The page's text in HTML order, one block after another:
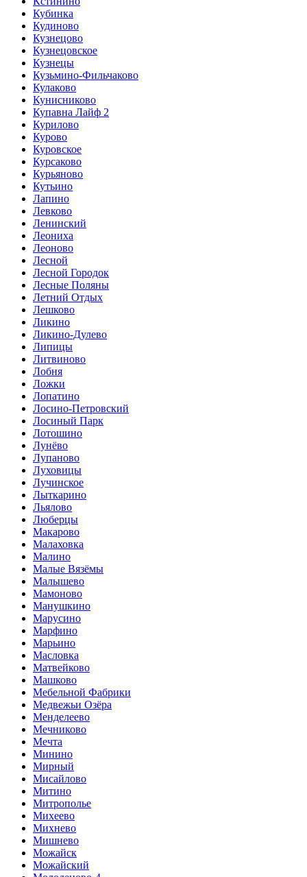
Кубинка
Кудиново
Кузнецово
Кузнецовское
Кузнецы
Кузьмино-Фильчаково
Кулаково
Кунисниково
Купавна Лайф 2
Курилово
Курово
Куровское
Курсаково
Курьяново
Кутьино
Лапино
Левково
Ленинский
Леониха
Леоново
Лесной
Лесной Городок
Лесные Поляны
Летний Отдых
Лешково
Ликино
Ликино-Дулево
Липицы
Литвиново
Лобня
Ложки
Лопатино
Лосино-Петровский
Лосиный Парк
Лотошино
Лунёво
Лупаново
Луховицы
Лучинское
Лыткарино
Льялово
Люберцы
Макарово
Малаховка
Малино
Малые Вязёмы
Малышево
Мамоново
Манушкино
Марусино
Марфино
Марьино
Масловка
Матвейково
Машково
Мебельной Фабрики
Медвежьи Озёра
Менделеево
Мечниково
Мечта
Минино
Мирный
Мисайлово
Митино
Митрополье
Михеево
Михнево
Мишнево
Можайск
Можайский